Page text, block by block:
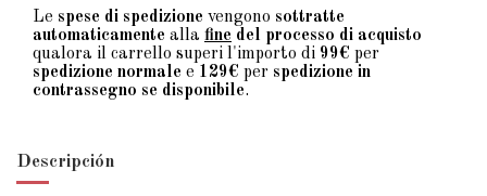
Le spese di spedizione vengono sottratte
automaticamente alla fine del processo di acquisto
qualora il carrello superi l'importo di 99€ per
spedizione normale e 129€ per spedizione in
contrassegno se disponibile.
Descripción